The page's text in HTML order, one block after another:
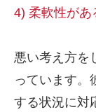
4) 柔軟性があ
悪い考え方を
っています。
する状況に対